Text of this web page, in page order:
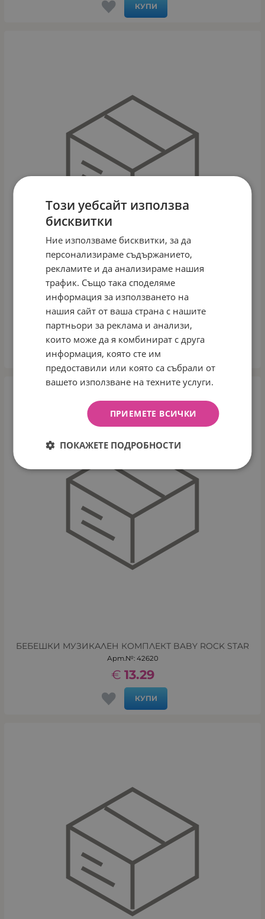
КУПИ
МУЗИКАЛНА ИГРАЧКА SMART REMOTE YL507
Арт.№: 42631
6.70
€
КУПИ
БЕБЕШКИ МУЗИКАЛЕН КОМПЛЕКТ BABY ROCK STAR
Арт.№: 42620
13.29
€
КУПИ
Този уебсайт използва
бисквитки
Ние използваме бисквитки, за да
персонализираме съдържанието,
рекламите и да анализираме нашия
трафик. Също така споделяме
информация за използването на
нашия сайт от ваша страна с нашите
партньори за реклама и анализи,
които може да я комбинират с друга
информация, която сте им
предоставили или която са събрали от
вашето използване на техните услуги.
ПРИЕМЕТЕ ВСИЧКИ
ПОКАЖЕТЕ ПОДРОБНОСТИ